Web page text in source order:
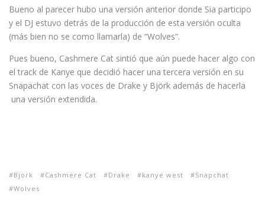
Bueno al parecer hubo una versión anterior donde Sia participo
y el DJ estuvo detrás de la producción de esta versión oculta
(más bien no se como llamarla) de “Wolves”.
Pues bueno, Cashmere Cat sintió que aún puede hacer algo con
el track de Kanye que decidió hacer una tercera versión en su
Snapachat con las voces de Drake y Björk además de hacerla
una versión extendida.
Bjork Cashmere Cat Drake kanye west
Snapchat
Wolves